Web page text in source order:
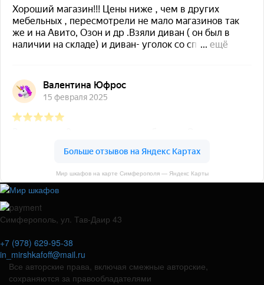
Мир шкафов на карте Симферополя — Яндекс Карты
Симферополь, ул. Тав-Даир 43
+7 (978) 629-95-38
in_mirshkafoff@mail.ru
Все авторские права, включая смежные авторские,
сохраняются за правообладателями